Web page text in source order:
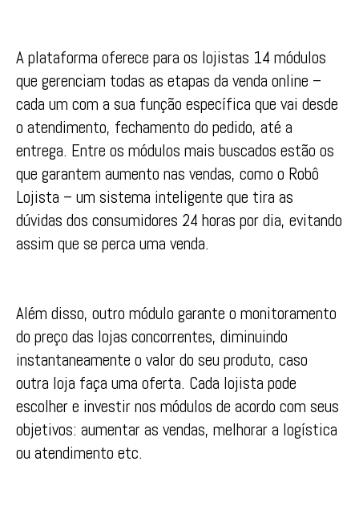
A plataforma oferece para os lojistas 14 módulos
que gerenciam todas as etapas da venda online –
cada um com a sua função específica que vai desde
o atendimento, fechamento do pedido, até a
entrega. Entre os módulos mais buscados estão os
que garantem aumento nas vendas, como o Robô
Lojista – um sistema inteligente que tira as
dúvidas dos consumidores 24 horas por dia, evitando
assim que se perca uma venda.
Além disso, outro módulo garante o monitoramento
do preço das lojas concorrentes, diminuindo
instantaneamente o valor do seu produto, caso
outra loja faça uma oferta. Cada lojista pode
escolher e investir nos módulos de acordo com seus
objetivos: aumentar as vendas, melhorar a logística
ou atendimento etc.